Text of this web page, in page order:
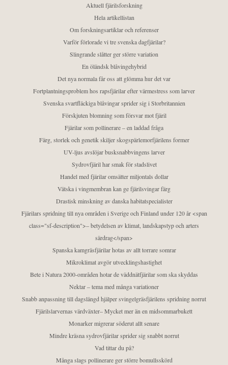
Aktuell fjärilsforskning
Hela artikellistan
Om forskningsartiklar och referenser
Varför förlorade vi tre svenska dagfjärilar?
Slingrande slåtter ger större variation
En öländsk blåvingehybrid
Det nya normala får oss att glömma hur det var
Fortplantningsproblem hos rapsfjärilar efter värmestress som larver
Svenska svartfläckiga blåvingar sprider sig i Storbritannien
Förskjuten blomning som försvar mot fjäril
Fjärilar som pollinerare – en laddad fråga
Färg, storlek och genetik skiljer skogspärlemorfjärilens former
UV-ljus avslöjar busksnabbvingens larver
Sydrovfjäril har smak för stadslivet
Handel med fjärilar omsätter miljontals dollar
Vätska i vingmembran kan ge fjärilsvingar färg
Drastisk minskning av danska habitatspecialister
Fjärilars spridning till nya områden i Sverige och Finland under 120 år <span
class="sf-description">– betydelsen av klimat, landskapstyp och arters
särdrag</span>
Spanska kamgräsfjärilar hotas av allt torrare somrar
Mikroklimat avgör utvecklingshastighet
Bete i Natura 2000-områden hotar de väddnätfjärilar som ska skyddas
Nektar – tema med många variationer
Snabb anpassning till dagslängd hjälper svingelgräsfjärilens spridning norrut
Fjärilslarvernas värdväxter– Mycket mer än en midsommarbukett
Monarker migrerar söderut allt senare
Mindre kräsna sydrovfjärilar sprider sig snabbt norrut
Vad tittar du på?
Många slags pollinerare ger större bomullsskörd